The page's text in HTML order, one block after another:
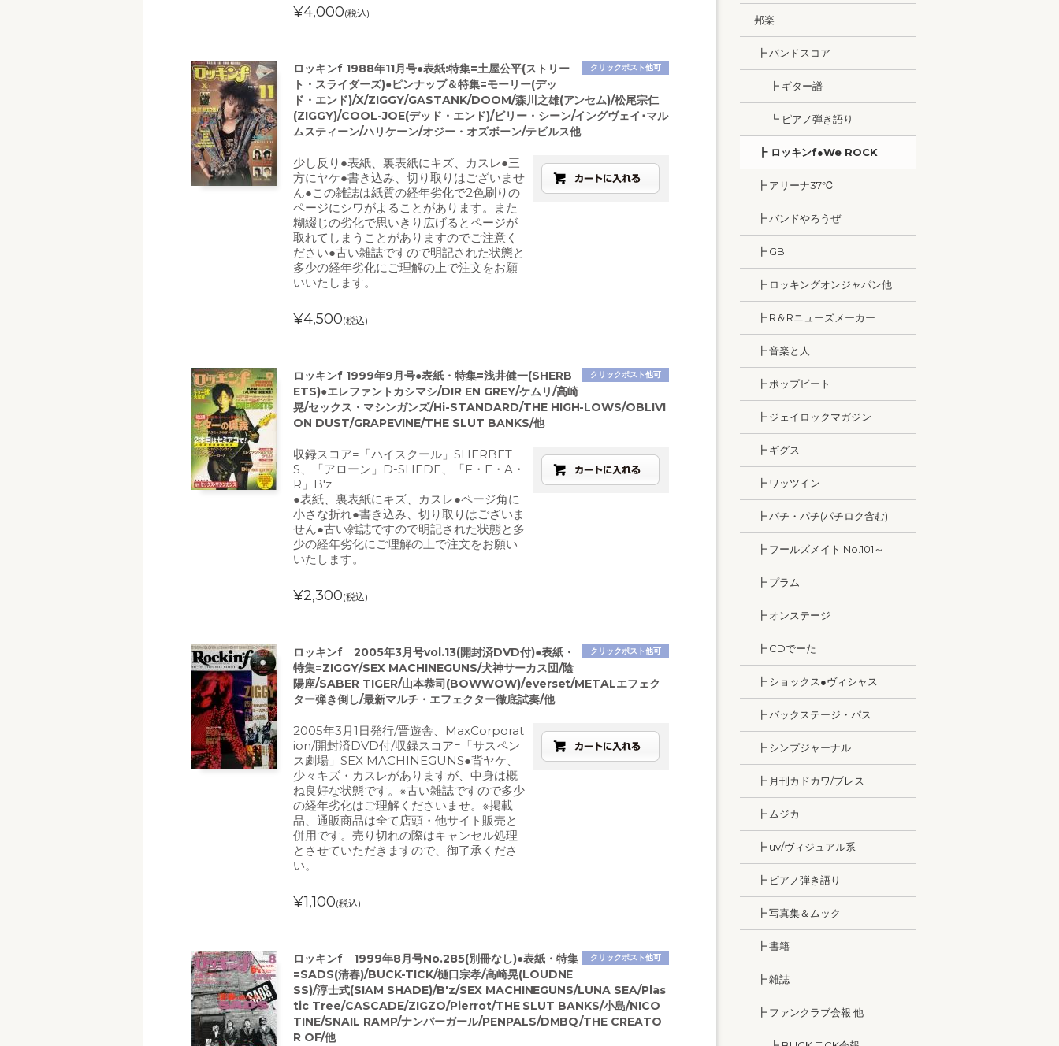
¥4,000(税込)
クリックポスト他可
ロッキンf 1988年11月号●表紙:特集=土屋公平(ストリー
ト・スライダーズ)●ピンナップ＆特集=モーリー(デッ
ド・エンド)/X/ZIGGY/GASTANK/DOOM/森川之雄(アンセム)/松尾宗仁
(ZIGGY)/COOL-JOE(デッド・エンド)/ビリー・シーン/イングヴェイ･マル
ムスティーン/ハリケーン/オジー・オズボーン/テビルス他
少し反り●表紙、裏表紙にキズ、カスレ●三
方にヤケ●書き込み、切り取りはございませ
ん●この雑誌は紙質の経年劣化で2色刷りの
ページにシワがよることがあります。また
糊綴じの劣化で思いきり広げるとページが
取れてしまうことがありますのでご注意く
ださい●古い雑誌ですので明記された状態と
多少の経年劣化にご理解の上で注文をお願
いいたします。
¥4,500(税込)
クリックポスト他可
ロッキンf 1999年9月号●表紙・特集=浅井健一(SHERB
ETS)●エレファントカシマシ/DIR EN GREY/ケムリ/高崎
晃/セックス・マシンガンズ/Hi-STANDARD/THE HIGH-LOWS/OBLIVI
ON DUST/GRAPEVINE/THE SLUT BANKS/他
収録スコア=「ハイスクール」SHERBET
S、「アローン」D-SHEDE、「F・E・A・
R」B'z
●表紙、裏表紙にキズ、カスレ●ページ角に
小さな折れ●書き込み、切り取りはございま
せん●古い雑誌ですので明記された状態と多
少の経年劣化にご理解の上で注文をお願い
いたします。
¥2,300(税込)
クリックポスト他可
ロッキンf 2005年3月号vol.13(開封済DVD付)●表紙・
特集=ZIGGY/SEX MACHINEGUNS/犬神サーカス団/陰
陽座/SABER TIGER/山本恭司(BOWWOW)/everset/METALエフェク
ター弾き倒し/最新マルチ・エフェクター徹底試奏/他
2005年3月1日発行/晋遊舎、MaxCorporat
ion/開封済DVD付/収録スコア=「サスペン
ス劇場」SEX MACHINEGUNS●背ヤケ、
少々キズ・カスレがありますが、中身は概
ね良好な状態です。※古い雑誌ですので多少
の経年劣化はご理解くださいませ。※掲載
品、通販商品は全て店頭・他サイト販売と
併用です。売り切れの際はキャンセル処理
とさせていただきますので、御了承くださ
い。
¥1,100(税込)
クリックポスト他可
ロッキンf 1999年8月号No.285(別冊なし)●表紙・特集
=SADS(清春)/BUCK-TICK/樋口宗孝/高崎晃(LOUDNE
SS)/淳士式(SIAM SHADE)/B'z/SEX MACHINEGUNS/LUNA SEA/Plas
tic Tree/CASCADE/ZIGZO/Pierrot/THE SLUT BANKS/小島/NICO
TINE/SNAIL RAMP/ナンバーガール/PENPALS/DMBQ/THE CREATO
R OF/他
邦楽
┣ バンドスコア
┣ ギター譜
┗ ピアノ弾き語り
┣ ロッキンf●We ROCK
┣ アリーナ37℃
┣ バンドやろうぜ
┣ GB
┣ ロッキングオンジャパン他
┣ R＆Rニューズメーカー
┣ 音楽と人
┣ ポップビート
┣ ジェイロックマガジン
┣ ギグス
┣ ワッツイン
┣ パチ・パチ(パチロク含む)
┣ フールズメイト No.101～
┣ プラム
┣ オンステージ
┣ CDでーた
┣ ショックス●ヴィシャス
┣ バックステージ・パス
┣ シンプジャーナル
┣ 月刊カドカワ/ブレス
┣ ムジカ
┣ uv/ヴィジュアル系
┣ ピアノ弾き語り
┣ 写真集＆ムック
┣ 書籍
┣ 雑誌
┣ ファンクラブ会報 他